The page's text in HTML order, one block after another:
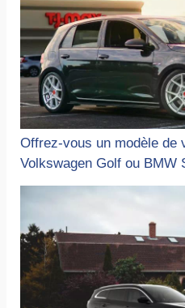
Offrez-vous un modèle de
Volkswagen Golf ou BMW